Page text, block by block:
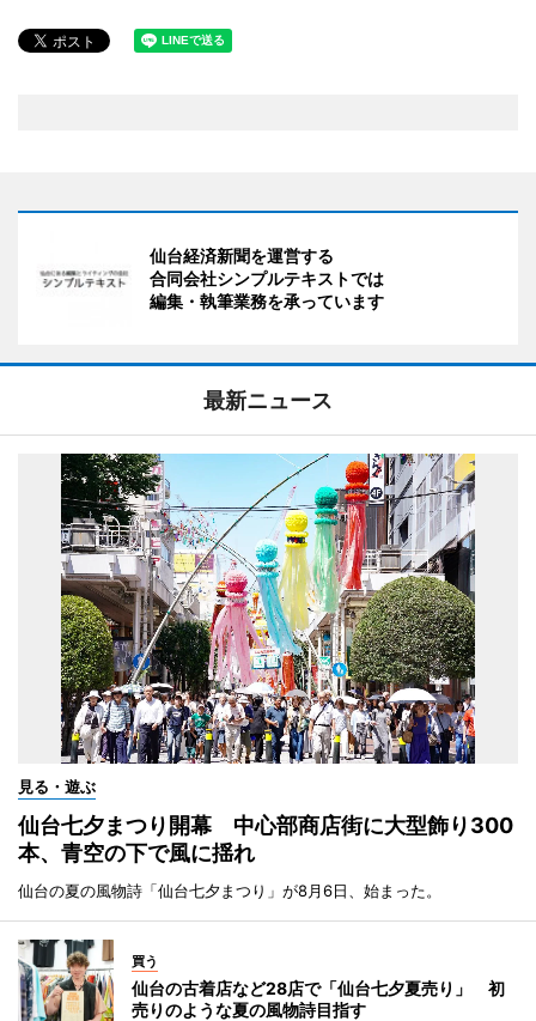
仙台経済新聞を運営する
合同会社シンプルテキストでは
編集・執筆業務を承っています
最新ニュース
見る・遊ぶ
仙台七夕まつり開幕 中心部商店街に大型飾り300
本、青空の下で風に揺れ
仙台の夏の風物詩「仙台七夕まつり」が8月6日、始まった。
買う
仙台の古着店など28店で「仙台七夕夏売り」 初
売りのような夏の風物詩目指す